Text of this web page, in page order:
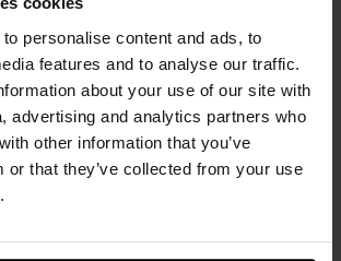
personalise content and ads, to
features and to analyse our traffic.
about your use of our site with
advertising and analytics partners who
other information that you’ve
or that they’ve collected from your use
його під час транспортування та
бруду і пошкоджень.